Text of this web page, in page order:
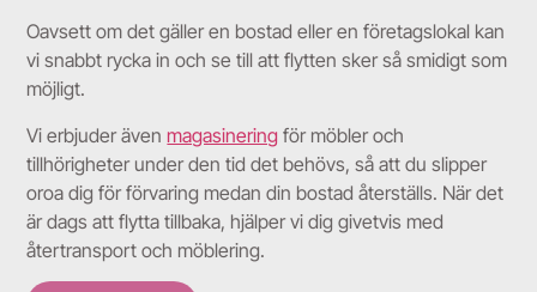
Oavsett om det gäller en bostad eller en företagslokal kan
vi snabbt rycka in och se till att flytten sker så smidigt som
möjligt.
Vi erbjuder ävenmagasinering för möbler och
tillhörigheter under den tid det behövs, så att du slipper
oroa dig för förvaring medan din bostad återställs. När det
är dags att flytta tillbaka, hjälper vi dig givetvis med
återtransport och möblering.